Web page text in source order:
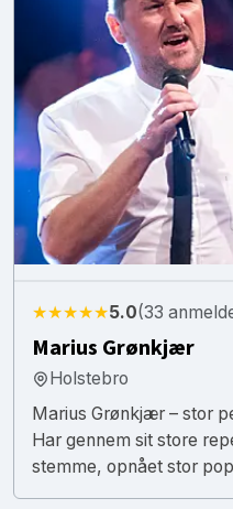
★★★★★5.0(33
Marius Grønkjær
Holstebro
Marius Grønkjær – stor
Har gennem sit store
stemme, opnået stor